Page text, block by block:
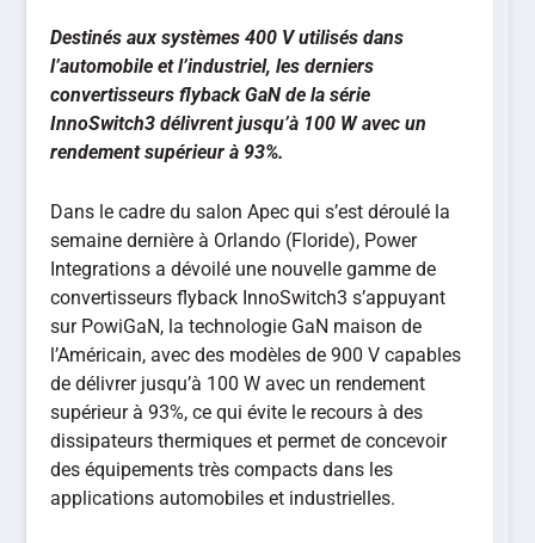
Destinés aux systèmes 400 V utilisés dans
l’automobile et l’industriel, les derniers
convertisseurs flyback GaN de la série
InnoSwitch3 délivrent jusqu’à 100 W avec un
rendement supérieur à 93%.
Dans le cadre du salon Apec qui s’est déroulé la
semaine dernière à Orlando (Floride), Power
Integrations a dévoilé une nouvelle gamme de
convertisseurs flyback InnoSwitch3 s’appuyant
sur PowiGaN, la technologie GaN maison de
l’Américain, avec des modèles de 900 V capables
de délivrer jusqu’à 100 W avec un rendement
supérieur à 93%, ce qui évite le recours à des
dissipateurs thermiques et permet de concevoir
des équipements très compacts dans les
applications automobiles et industrielles.